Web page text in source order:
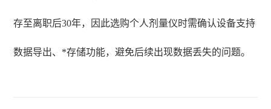
存至离职后30年，因此选购个人剂量仪时需确认设备支持
数据导出、*存储功能，避免后续出现数据丢失的问题。